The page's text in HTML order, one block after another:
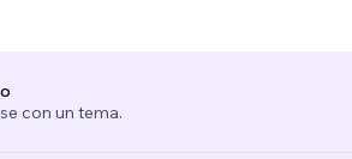
con un tema.